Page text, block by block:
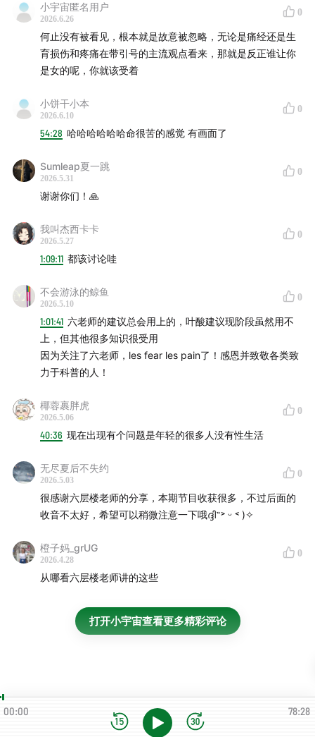
后期| 猫力
收听渠道
小宇宙@当个事儿
网易@当个事儿
苹果播客@当个事儿
小宇宙匿名用户
2026.6.26
0
何止没有被看见，根本就是故意被忽略，无论是痛经还是生
育损伤和疼痛在带引号的主流观点看来，那就是反正谁让你
是女的呢，你就该受着
小饼干小本
2026.6.10
0
54:28 哈哈哈哈哈哈命很苦的感觉 有画面了
Sumleap夏一跳
2026.5.31
0
谢谢你们！🙏
我叫杰西卡卡
2026.5.27
0
1:09:11 都该讨论哇
不会游泳的鲸鱼
2026.5.10
0
1:01:41 六老师的建议总会用上的，叶酸建议现阶段虽然用不
上，但其他很多知识很受用
因为关注了六老师，les fear les pain了！感恩并致敬各类致
力于科普的人！
椰蓉裹胖虎
2026.5.06
0
40:36 现在出现有个问题是年轻的很多人没有性生活
无尽夏后不失约
2026.5.03
0
很感谢六层楼老师的分享，本期节目收获很多，不过后面的
收音不太好，希望可以稍微注意一下哦ദ്ദി˶˃ ᵕ ˂ )✧
橙子妈_grUG
2026.4.28
0
从哪看六层楼老师讲的这些
打开小宇宙查看更多精彩评论
00:00 78:28